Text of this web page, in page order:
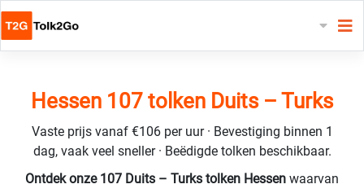
Hessen 107 tolken Duits – Turks
Vaste prijs vanaf €106 per uur · Bevestiging binnen 1
dag, vaak veel sneller · Beëdigde tolken beschikbaar.
Ontdek onze 107 Duits – Turks tolken Hessen waarvan